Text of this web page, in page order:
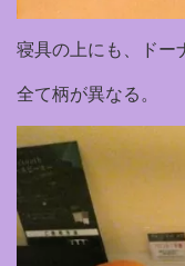
寝具の上にも、ドー
全て柄が異なる。